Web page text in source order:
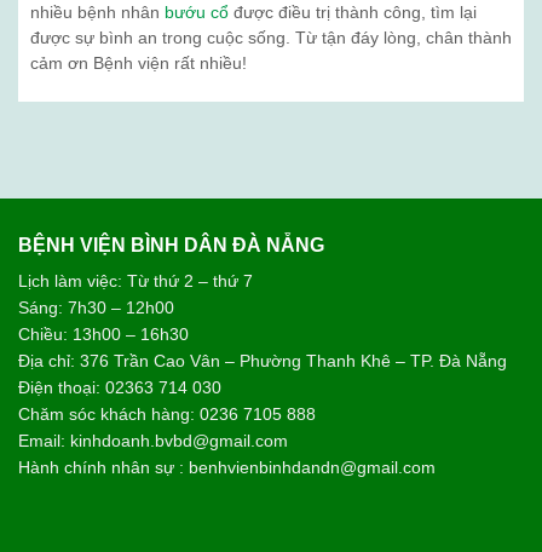
nhiều bệnh nhân bướu cổ được điều trị thành công, tìm lại
được sự bình an trong cuộc sống. Từ tận đáy lòng, chân thành
cảm ơn Bệnh viện rất nhiều!
BỆNH VIỆN BÌNH DÂN ĐÀ NẴNG
Lịch làm việc: Từ thứ 2 – thứ 7
Sáng: 7h30 – 12h00
Chiều: 13h00 – 16h30
Địa chỉ: 376 Trần Cao Vân – Phường Thanh Khê – TP. Đà Nẵng
Điện thoại: 02363 714 030
Chăm sóc khách hàng: 0236 7105 888
Email: kinhdoanh.bvbd@gmail.com
Hành chính nhân sự : benhvienbinhdandn@gmail.com